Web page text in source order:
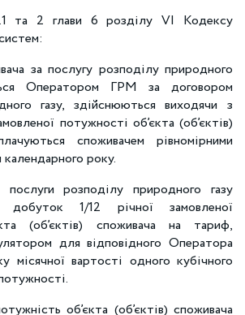
та 2 глави 6 розділу VI Кодексу
за послугу розподілу природного
Оператором ГРМ за договором
газу, здійснюються виходячи з
потужності об’єкта (об’єктів)
споживачем рівномірними
року.
послуги розподілу природного газу
добуток 1/12 річної замовленої
(об’єктів) споживача на тариф,
для відповідного Оператора
місячної вартості одного кубічного
об’єкта (об’єктів) споживача